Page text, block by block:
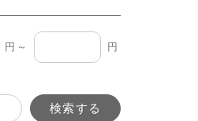
円～ 円
検索する